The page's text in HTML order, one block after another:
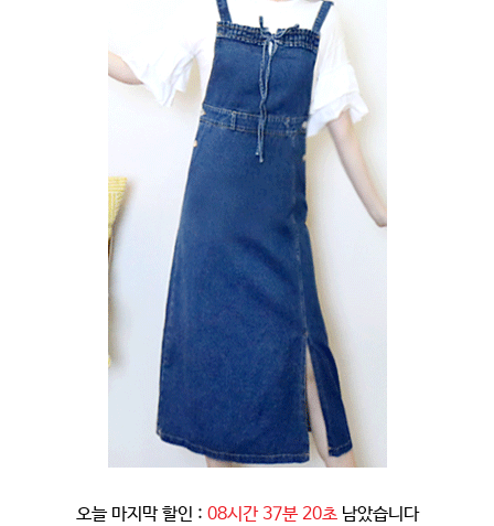
오늘 마지막 할인 : 08시간 37분 18초 남았습니다